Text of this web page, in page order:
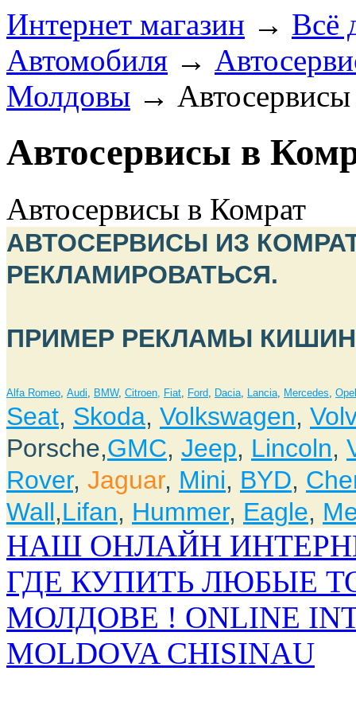
Интернет магазин → Всё
Автомобиля →
Молдовы →
Автосервисы в
Автосервисы в Комрат
АВТОСЕРВИСЫ ИЗ
РЕКЛАМИРОВАТЬСЯ.
ПРИМЕР РЕКЛАМЫ
Alfa Romeo Audi BMW, Citroen, Fiat Ford Dacia Lancia Mercedes Opel
Seat, Skoda, Volkswagen,
Porsche,GMC, Jeep, Lincoln,
Rover, Jaguar, Mini, BYD,
Wall,Lifan, Hummer, Eagle,
НАШ ОНЛАЙН
ГДЕ КУПИТЬ ЛЮБЫЕ
МОЛДОВЕ ! ONLINE
MOLDOVA CHISINAU